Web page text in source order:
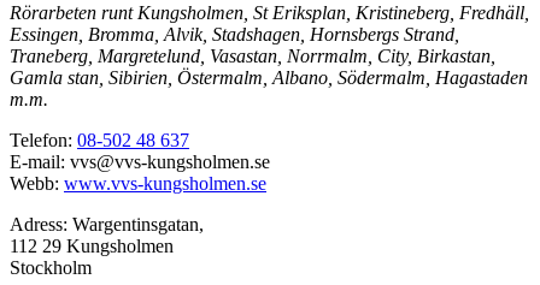
Rörarbeten runt Kungsholmen, St Eriksplan, Kristineberg, Fredhäll,
Essingen, Bromma, Alvik, Stadshagen, Hornsbergs Strand,
Traneberg, Margretelund, Vasastan, Norrmalm, City, Birkastan,
Gamla stan, Sibirien, Östermalm, Albano, Södermalm, Hagastaden
m.m.
Telefon: 08-502 48 637
E-mail: vvs@vvs-kungsholmen.se
Webb: www.vvs-kungsholmen.se
Adress: Wargentinsgatan,
112 29 Kungsholmen
Stockholm